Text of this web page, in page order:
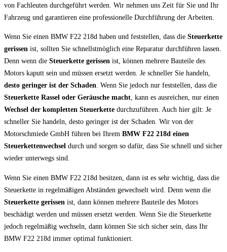
von Fachleuten durchgeführt werden. Wir nehmen uns Zeit für Sie und Ihr
Fahrzeug und garantieren eine professionelle Durchführung der Arbeiten.
Wenn Sie einen BMW F22 218d haben und feststellen, dass die Steuerkette
gerissen ist, sollten Sie schnellstmöglich eine Reparatur durchführen lassen.
Denn wenn die Steuerkette gerissen ist, können mehrere Bauteile des
Motors kaputt sein und müssen ersetzt werden. Je schneller Sie handeln,
desto geringer ist der Schaden. Wenn Sie jedoch nur feststellen, dass die
Steuerkette Rassel oder Geräusche macht, kann es ausreichen, nur einen
Wechsel der kompletten Steuerkette durchzuführen. Auch hier gilt: Je
schneller Sie handeln, desto geringer ist der Schaden. Wir von der
Motorschmiede GmbH führen bei Ihrem BMW F22 218d einen
Steuerkettenwechsel durch und sorgen so dafür, dass Sie schnell und sicher
wieder unterwegs sind.
Wenn Sie einen BMW F22 218d besitzen, dann ist es sehr wichtig, dass die
Steuerkette in regelmäßigen Abständen gewechselt wird. Denn wenn die
Steuerkette gerissen ist, dann können mehrere Bauteile des Motors
beschädigt werden und müssen ersetzt werden. Wenn Sie die Steuerkette
jedoch regelmäßig wechseln, dann können Sie sich sicher sein, dass Ihr
BMW F22 218d immer optimal funktioniert.